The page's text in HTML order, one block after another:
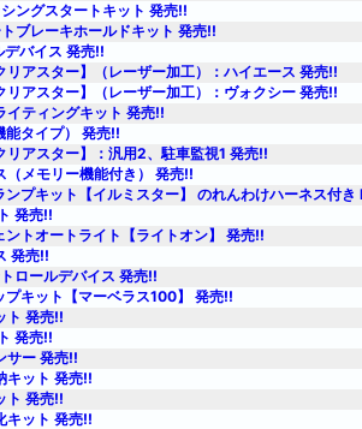
ングスタートキット 発売!!
ブレーキホールドキット 発売!!
バイス 発売!!
リアスター】（レーザー加工）：ハイエース 発売!!
リアスター】（レーザー加工）：ヴォクシー 発売!!
イティングキット 発売!!
能タイプ） 発売!!
リアスター】：汎用2、駐車監視1 発売!!
（メモリー機能付き） 発売!!
プキット【イルミスター】 のれんわけハーネス付
発売!!
トオートライト【ライトオン】 発売!!
発売!!
ロールデバイス 発売!!
キット【マーベラス100】 発売!!
ト 発売!!
発売!!
サー 発売!!
キット 発売!!
ト 発売!!
キット 発売!!